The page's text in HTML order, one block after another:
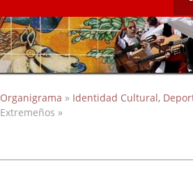
Organigrama » Identidad Cultural,
Extremeños »